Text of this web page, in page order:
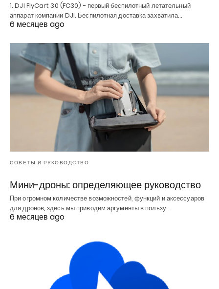
1. DJI FlyCart 30 (FC30) - первый беспилотный летательный
аппарат компании DJI. Беспилотная доставка захватила…
6 месяцев ago
СОВЕТЫ И РУКОВОДСТВО
Мини-дроны: определяющее руководство
При огромном количестве возможностей, функций и аксессуаров
для дронов, здесь мы приводим аргументы в пользу…
6 месяцев ago